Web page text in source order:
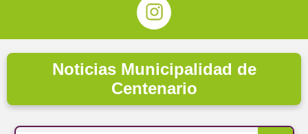
Noticias Municipalidad de
Centenario